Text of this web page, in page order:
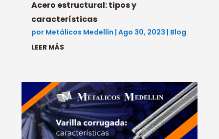
Acero estructural: tipos y
características
por Metálicos Medellín | Ago 30, 2023 | Blog
LEER MÁS